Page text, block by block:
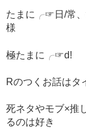
たまに╭☞日/常、
様
極たまに╭☞d!
Rのつくお話はタ
死ネタやモブ×推
るのは好き